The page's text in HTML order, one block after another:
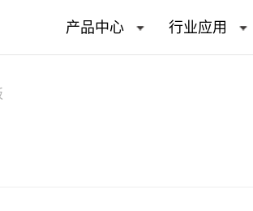
产品中心 行业应用